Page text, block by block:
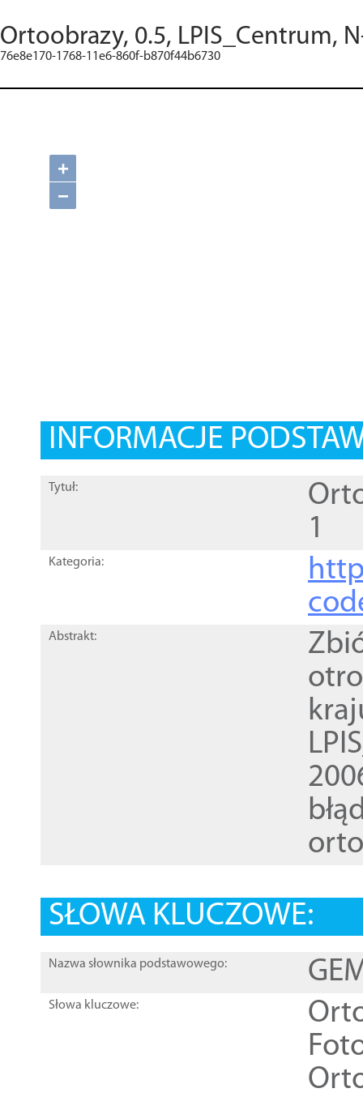
Ortoobrazy, 0.5, LPIS_Centrum,
76e8e170-1768-11e6-860f-b870f44b6730
+
−
INFORMACJE
Tytuł:
1
Kategoria:
Abstrakt:
SŁOWA KLUCZOWE:
Nazwa słownika podstawowego:
Słowa kluczowe: